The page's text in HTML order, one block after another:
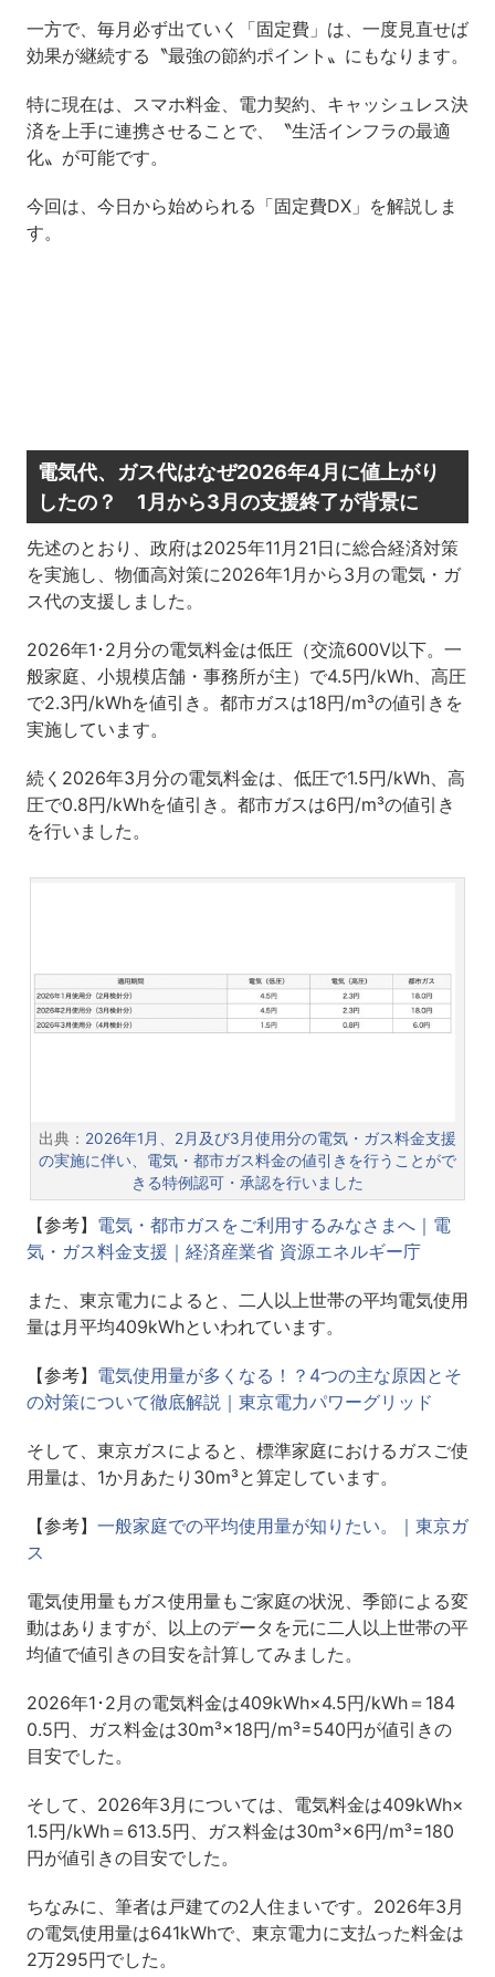
一方で、毎月必ず出ていく「固定費」は、一度見直せば
効果が継続する〝最強の節約ポイント〟にもなります。
特に現在は、スマホ料金、電力契約、キャッシュレス決
済を上手に連携させることで、〝生活インフラの最適
化〟が可能です。
今回は、今日から始められる「固定費DX」を解説しま
す。
電気代、ガス代はなぜ2026年4月に値上がり
したの？ 1月から3月の支援終了が背景に
先述のとおり、政府は2025年11月21日に総合経済対策
を実施し、物価高対策に2026年1月から3月の電気・ガ
ス代の支援しました。
2026年1･2月分の電気料金は低圧（交流600V以下。一
般家庭、小規模店舗・事務所が主）で4.5円/kWh、高圧
で2.3円/kWhを値引き。都市ガスは18円/m³の値引きを
実施しています。
続く2026年3月分の電気料金は、低圧で1.5円/kWh、高
圧で0.8円/kWhを値引き。都市ガスは6円/m³の値引き
を行いました。
出典： 2026年1月、2月及び3月使用分の電気・ガス料金支援
の実施に伴い、電気・都市ガス料金の値引きを行うことがで
きる特例認可・承認を行いました
【参考】 電気・都市ガスをご利用するみなさまへ｜電
気・ガス料金支援｜経済産業省 資源エネルギー庁
また、東京電力によると、二人以上世帯の平均電気使用
量は月平均409kWhといわれています。
【参考】 電気使用量が多くなる！？4つの主な原因とそ
の対策について徹底解説｜東京電力パワーグリッド
そして、東京ガスによると、標準家庭におけるガスご使
用量は、1か月あたり30m³と算定しています。
【参考】 一般家庭での平均使用量が知りたい。｜東京ガ
ス
電気使用量もガス使用量もご家庭の状況、季節による変
動はありますが、以上のデータを元に二人以上世帯の平
均値で値引きの目安を計算してみました。
2026年1･2月の電気料金は409kWh×4.5円/kWh＝184
0.5円、ガス料金は30m³×18円/m³=540円が値引きの
目安でした。
そして、2026年3月については、電気料金は409kWh×
1.5円/kWh＝613.5円、ガス料金は30m³×6円/m³=180
円が値引きの目安でした。
ちなみに、筆者は戸建ての2人住まいです。2026年3月
の電気使用量は641kWhで、東京電力に支払った料金は
2万295円でした。